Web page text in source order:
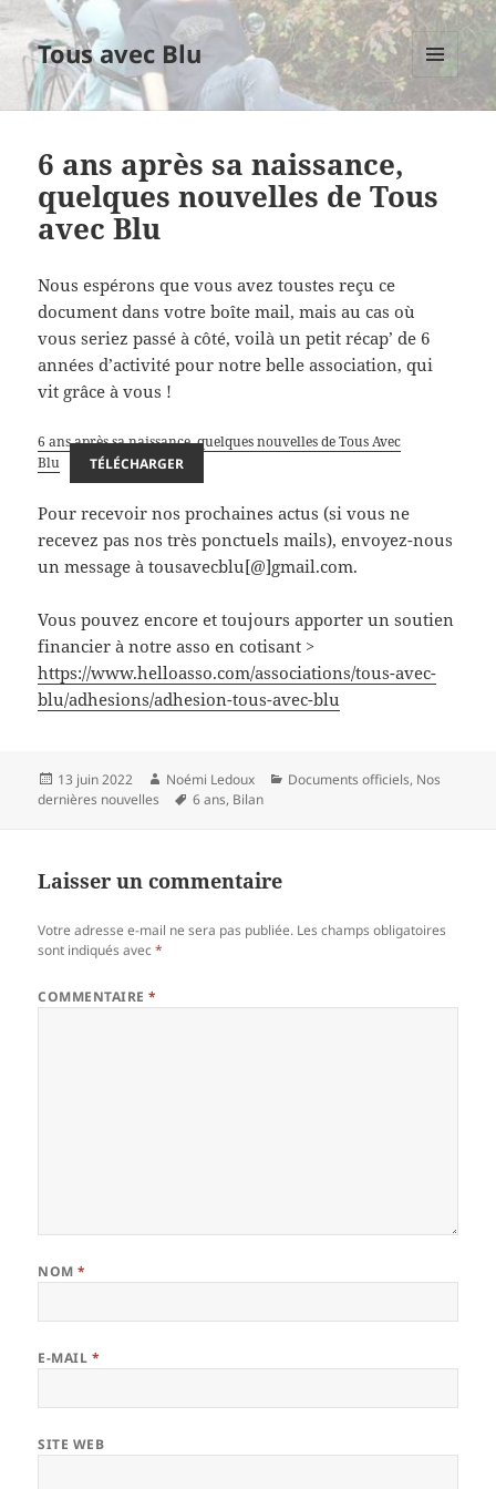
Tous avec Blu
ET
6 ans après sa naissance,
quelques nouvelles de Tous
avec Blu
Nous espérons que vous avez toustes reçu ce
document dans votre boîte mail, mais au cas où
vous seriez passé à côté, voilà un petit récap’ de 6
années d’activité pour notre belle association, qui
vit grâce à vous !
6 ans après sa naissance, quelques nouvelles de Tous Avec
Blu
TÉLÉCHARGER
Pour recevoir nos prochaines actus (si vous ne
recevez pas nos très ponctuels mails), envoyez-nous
un message à tousavecblu[@]gmail.com.
Vous pouvez encore et toujours apporter un soutien
financier à notre asso en cotisant >
https://www.helloasso.com/associations/tous-avec-
blu/adhesions/adhesion-tous-avec-blu
Publié
le
13 juin 2022 Auteur
Noémi Ledoux Catégories
Documents officiels, Nos
dernières nouvelles
Mots-
6 ans, Bilan
Laisser un commentaire
Votre adresse e-mail ne sera pas publiée. Les champs obligatoires
sont indiqués avec*
COMMENTAIRE*
NOM*
E-MAIL *
SITE WEB